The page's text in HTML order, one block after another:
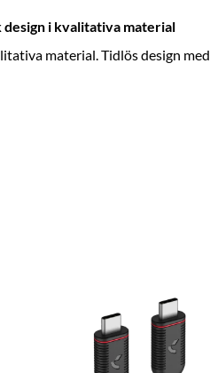
i kvalitativa material
material. Tidlös design med